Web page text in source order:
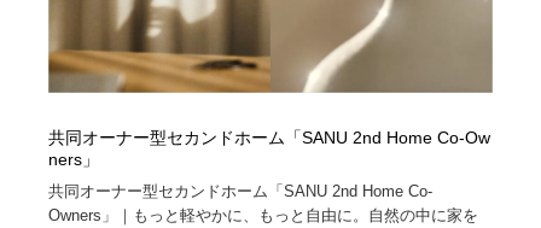
共同オーナー型セカンドホーム「SANU 2nd Home Co-Ow
ners」
共同オーナー型セカンドホーム「SANU 2nd Home Co-
Owners」｜もっと軽やかに、もっと自由に。自然の中に家を